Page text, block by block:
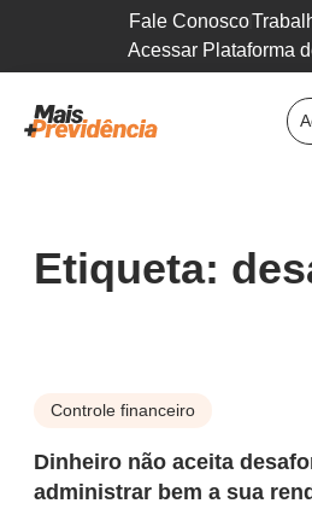
Fale Conosco
Acessar Plataforma
Etiqueta:
Controle financeiro
Dinheiro não aceita
administrar bem a sua